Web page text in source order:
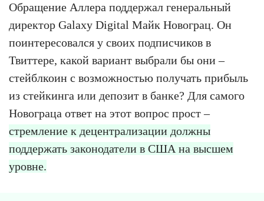
Обращение Аллера поддержал генеральный
директор Galaxy Digital Майк Новограц. Он
поинтересовался у своих подписчиков в
Твиттере, какой вариант выбрали бы они –
стейблкоин с возможностью получать прибыль
из стейкинга или депозит в банке? Для самого
Новограца ответ на этот вопрос прост –
стремление к децентрализации должны
поддержать законодатели в США на высшем
уровне.